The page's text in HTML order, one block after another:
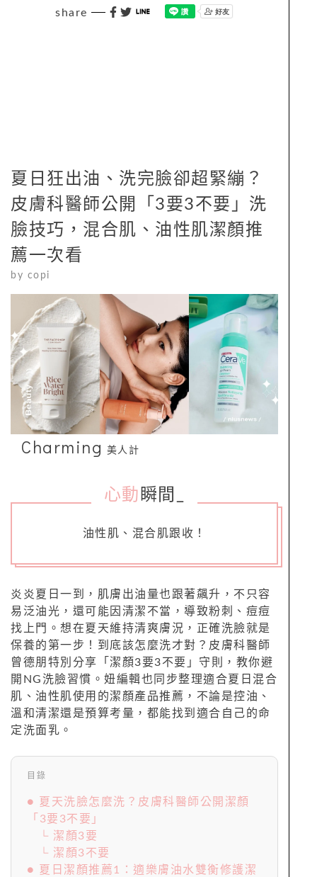
share
夏日狂出油、洗完臉卻超緊繃？
皮膚科醫師公開「3要3不要」洗
臉技巧，混合肌、油性肌潔顏推
薦一次看
by copi
Charming 美人計
心動 瞬間
油性肌、混合肌跟收！
炎炎夏日一到，肌膚出油量也跟著飆升，不只容
易泛油光，還可能因清潔不當，導致粉刺、痘痘
找上門。想在夏天維持清爽膚況，正確洗臉就是
保養的第一步！到底該怎麼洗才對？皮膚科醫師
曾德朋特別分享「潔顏3要3不要」守則，教你避
開NG洗臉習慣。妞編輯也同步整理適合夏日混合
肌、油性肌使用的潔顏產品推薦，不論是控油、
溫和清潔還是預算考量，都能找到適合自己的命
定洗面乳。
目錄
● 夏天洗臉怎麼洗？皮膚科醫師公開潔顏
「3要3不要」
└ 潔顏3要
└ 潔顏3不要
● 夏日潔顏推薦1：適樂膚油水雙衡修護潔